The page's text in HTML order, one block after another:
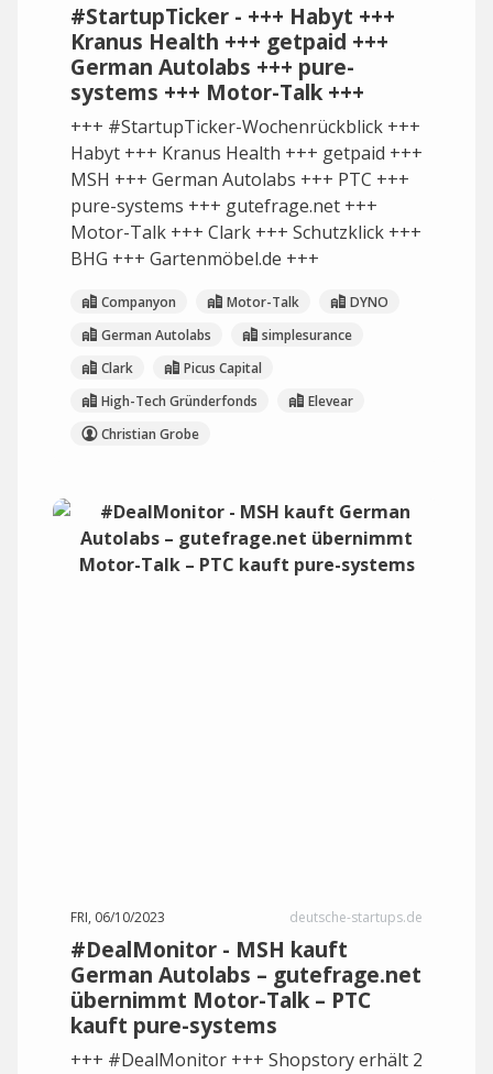
#StartupTicker - +++ Habyt +++
Kranus Health +++ getpaid +++
German Autolabs +++ pure-
systems +++ Motor-Talk +++
+++ #StartupTicker-Wochenrückblick +++
Habyt +++ Kranus Health +++ getpaid +++
MSH +++ German Autolabs +++ PTC +++
pure-systems +++ gutefrage.net +++
Motor-Talk +++ Clark +++ Schutzklick +++
BHG +++ Gartenmöbel.de +++
Companyon Motor-Talk
DYNO
German Autolabs
simplesurance
Clark
Picus Capital
High-Tech Gründerfonds
Elevear
Christian Grobe
FRI, 06/10/2023 deutsche-startups.de
#DealMonitor - MSH kauft
German Autolabs – gutefrage.net
übernimmt Motor-Talk – PTC
kauft pure-systems
+++ #DealMonitor +++ Shopstory erhält 2